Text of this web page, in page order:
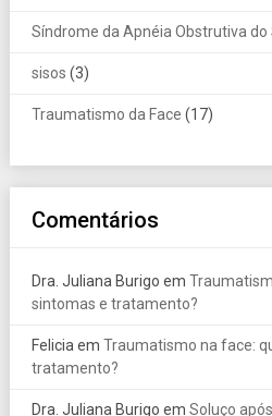
Síndrome da Apnéia Obstrutiva do
sisos (3)
Traumatismo da Face (17)
Comentários
Dra. Juliana Burigo em
sintomas e tratamento?
Felicia em Traumatismo na face:
tratamento?
Dra. Juliana Burigo em Soluço